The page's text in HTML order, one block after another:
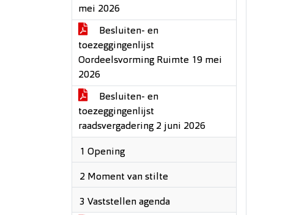
mei 2026
Besluiten- en
toezeggingenlijst
Oordeelsvorming Ruimte 19 mei
2026
Besluiten- en
toezeggingenlijst
raadsvergadering 2 juni 2026
1 Opening
2 Moment van stilte
3 Vaststellen agenda